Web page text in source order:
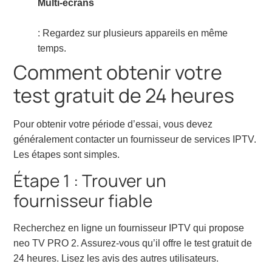
Multi-écrans
: Regardez sur plusieurs appareils en même
temps.
Comment obtenir votre
test gratuit de 24 heures
Pour obtenir votre période d’essai, vous devez
généralement contacter un fournisseur de services IPTV.
Les étapes sont simples.
Étape 1 : Trouver un
fournisseur fiable
Recherchez en ligne un fournisseur IPTV qui propose
neo TV PRO 2. Assurez-vous qu’il offre le test gratuit de
24 heures. Lisez les avis des autres utilisateurs.